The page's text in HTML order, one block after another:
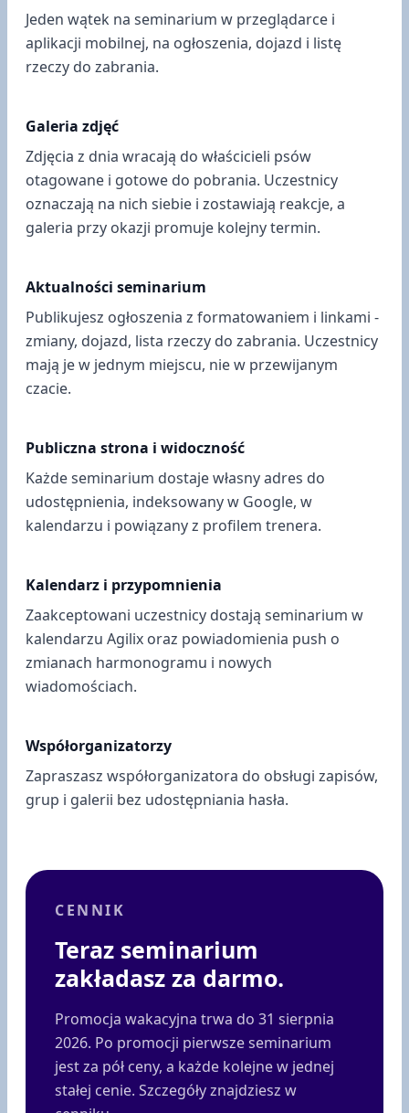
Jeden wątek na seminarium w przeglądarce i
aplikacji mobilnej, na ogłoszenia, dojazd i listę
rzeczy do zabrania.
Galeria zdjęć
Zdjęcia z dnia wracają do właścicieli psów
otagowane i gotowe do pobrania. Uczestnicy
oznaczają na nich siebie i zostawiają reakcje, a
galeria przy okazji promuje kolejny termin.
Aktualności seminarium
Publikujesz ogłoszenia z formatowaniem i linkami -
zmiany, dojazd, lista rzeczy do zabrania. Uczestnicy
mają je w jednym miejscu, nie w przewijanym
czacie.
Publiczna strona i widoczność
Każde seminarium dostaje własny adres do
udostępnienia, indeksowany w Google, w
kalendarzu i powiązany z profilem trenera.
Kalendarz i przypomnienia
Zaakceptowani uczestnicy dostają seminarium w
kalendarzu Agilix oraz powiadomienia push o
zmianach harmonogramu i nowych
wiadomościach.
Współorganizatorzy
Zapraszasz współorganizatora do obsługi zapisów,
grup i galerii bez udostępniania hasła.
CENNIK
Teraz seminarium
zakładasz za darmo.
Promocja wakacyjna trwa do 31 sierpnia
2026. Po promocji pierwsze seminarium
jest za pół ceny, a każde kolejne w jednej
stałej cenie. Szczegóły znajdziesz w